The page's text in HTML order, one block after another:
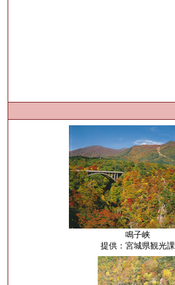
鳴子峡
提供：宮城県観光課